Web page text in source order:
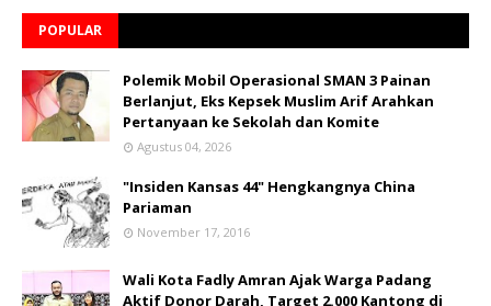
POPULAR
Polemik Mobil Operasional SMAN 3 Painan
Berlanjut, Eks Kepsek Muslim Arif Arahkan
Pertanyaan ke Sekolah dan Komite
Agustus 04, 2026
"Insiden Kansas 44" Hengkangnya China
Pariaman
November 17, 2016
Wali Kota Fadly Amran Ajak Warga Padang
Aktif Donor Darah, Target 2.000 Kantong di